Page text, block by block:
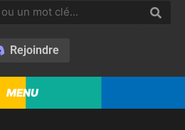
Rejoindre
MENU